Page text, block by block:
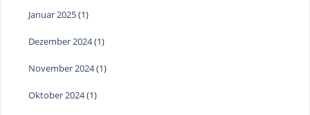
Januar 2025(1)
Dezember 2024(1)
November 2024(1)
Oktober 2024(1)